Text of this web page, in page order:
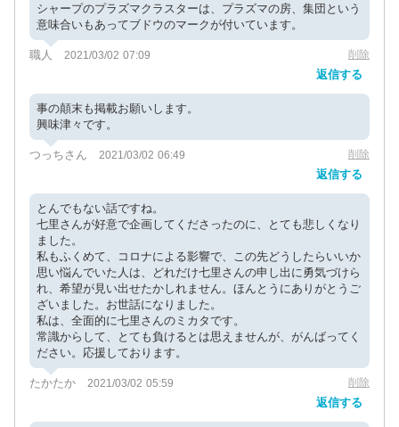
シャープのプラズマクラスターは、プラズマの房、集団という
意味合いもあってブドウのマークが付いています。
職人 2021/03/02 07:09 削除
返信する
事の顛末も掲載お願いします。
興味津々です。
つっちさん 2021/03/02 06:49 削除
返信する
とんでもない話ですね。
七里さんが好意で企画してくださったのに、とても悲しくなり
ました。
私もふくめて、コロナによる影響で、この先どうしたらいいか
思い悩んでいた人は、どれだけ七里さんの申し出に勇気づけら
れ、希望が見い出せたかしれません。ほんとうにありがとうご
ざいました。お世話になりました。
私は、全面的に七里さんのミカタです。
常識からして、とても負けるとは思えませんが、がんばってく
ださい。応援しております。
たかたか 2021/03/02 05:59 削除
返信する